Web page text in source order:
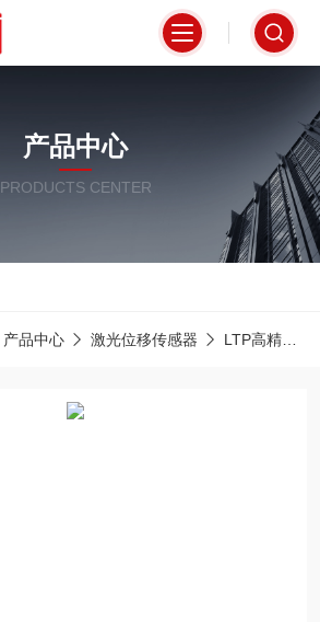
产品中心
PRODUCTS CENTER
产品中心 激光位移传感器 LTP高精度激光位移传感器